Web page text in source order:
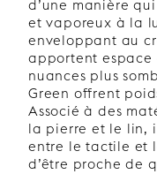
d’une manière
et vaporeux à la
enveloppant au
apportent espace
nuances plus
Green offrent
Associé à des
la pierre et le lin,
entre le tactile et
d’être proche de